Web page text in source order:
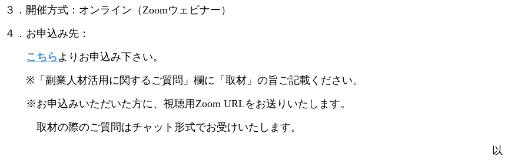
３．開催方式：オンライン（Zoomウェビナー）
４．お申込み先：
こちら よりお申込み下さい。
※「副業人材活用に関するご質問」欄に「取材」の旨ご記載ください。
※お申込みいただいた方に、視聴用Zoom URLをお送りいたします。
取材の際のご質問はチャット形式でお受けいたします。
以